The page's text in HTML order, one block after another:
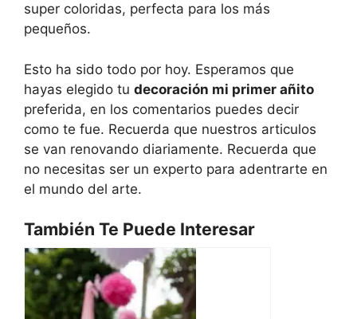
super coloridas, perfecta para los más
pequeños.
Esto ha sido todo por hoy. Esperamos que
hayas elegido tu decoración mi primer añito
preferida, en los comentarios puedes decir
como te fue. Recuerda que nuestros articulos
se van renovando diariamente. Recuerda que
no necesitas ser un experto para adentrarte en
el mundo del arte.
También Te Puede Interesar